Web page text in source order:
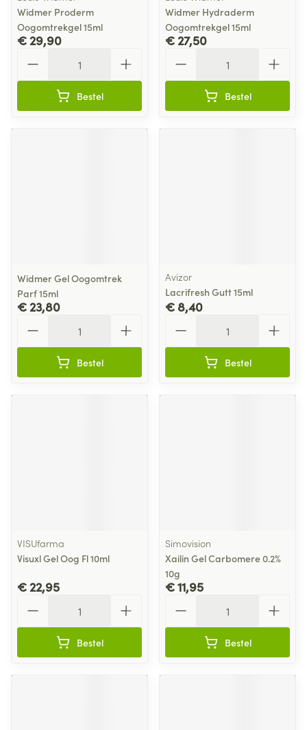
Widmer Proderm
Oogomtrekgel 15ml
€ 29,90
Bestel
Widmer Hydraderm
Oogomtrekgel 15ml
€ 27,50
Bestel
Widmer Gel Oogomtrek
Parf 15ml
€ 23,80
Bestel
Avizor
Lacrifresh Gutt 15ml
€ 8,40
Bestel
VISUfarma
Visuxl Gel Oog Fl 10ml
€ 22,95
Bestel
Simovision
Xailin Gel Carbomere 0.2%
10g
€ 11,95
Bestel